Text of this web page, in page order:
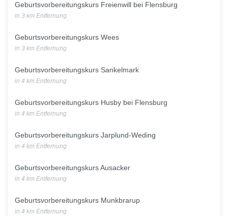
Geburtsvorbereitungskurs Freienwill bei Flensburg
in 3 km Entfernung
Geburtsvorbereitungskurs Wees
in 3 km Entfernung
Geburtsvorbereitungskurs Sankelmark
in 4 km Entfernung
Geburtsvorbereitungskurs Husby bei Flensburg
in 4 km Entfernung
Geburtsvorbereitungskurs Jarplund-Weding
in 4 km Entfernung
Geburtsvorbereitungskurs Ausacker
in 4 km Entfernung
Geburtsvorbereitungskurs Munkbrarup
in 4 km Entfernung